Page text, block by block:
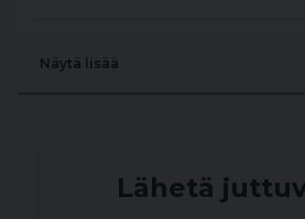
Näytä lisää
Lähetä